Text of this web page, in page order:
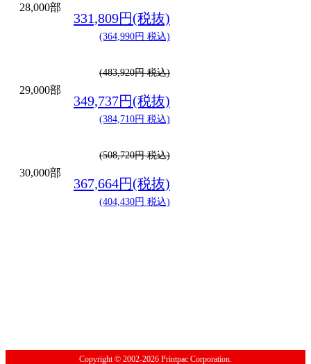
28,000部
331,809円(税抜)
(364,990円 税込)
29,000部
(483,920円 税込)
349,737円(税抜)
(384,710円 税込)
30,000部
(508,720円 税込)
367,664円(税抜)
(404,430円 税込)
Copyright © 2002-2026 Printpac Corporation.